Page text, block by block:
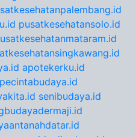
pusatkesehatansolo.id
apotekerku.id
pecintabudaya.id
senibudaya.id